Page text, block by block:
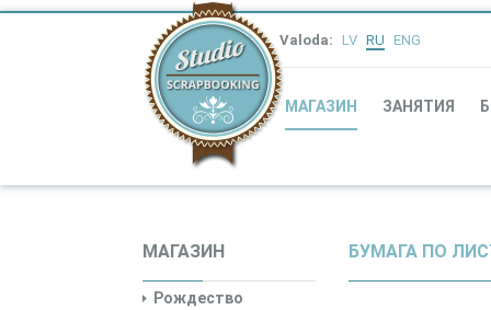
Valoda: LV RU ENG
МАГАЗИН ЗАНЯТИЯ
МАГАЗИН
Рождество
БУМАГА ПО